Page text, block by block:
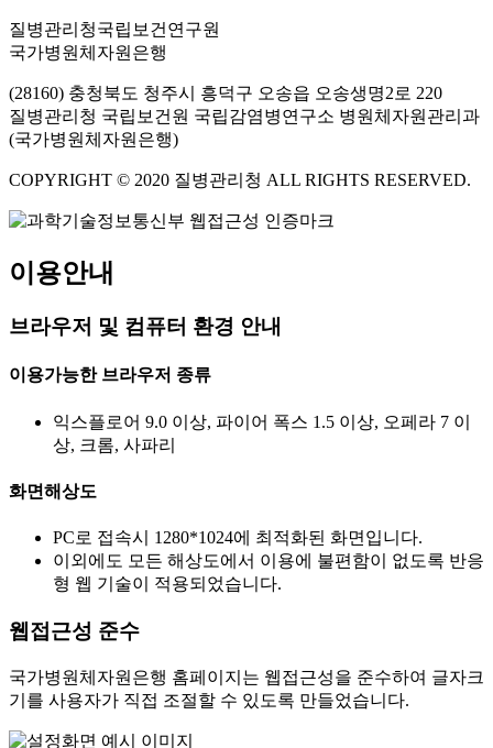
질병관리청국립보건연구원
국가병원체자원은행
(28160) 충청북도 청주시 흥덕구 오송읍 오송생명2로 220
질병관리청 국립보건원 국립감염병연구소 병원체자원관리과
(국가병원체자원은행)
COPYRIGHT © 2020 질병관리청 ALL RIGHTS RESERVED.
이용안내
브라우저 및 컴퓨터 환경 안내
이용가능한 브라우저 종류
익스플로어 9.0 이상, 파이어 폭스 1.5 이상, 오페라 7 이
상, 크롬, 사파리
화면해상도
PC로 접속시 1280*1024에 최적화된 화면입니다.
이외에도 모든 해상도에서 이용에 불편함이 없도록 반응
형 웹 기술이 적용되었습니다.
웹접근성 준수
국가병원체자원은행 홈페이지는 웹접근성을 준수하여 글자크
기를 사용자가 직접 조절할 수 있도록 만들었습니다.